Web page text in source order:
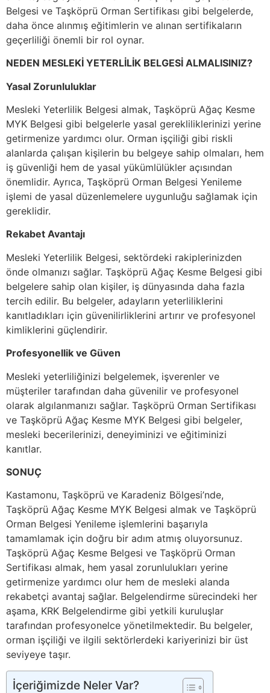
Belgesi ve Taşköprü Orman Sertifikası gibi belgelerde,
daha önce alınmış eğitimlerin ve alınan sertifikaların
geçerliliği önemli bir rol oynar.
NEDEN MESLEKİ YETERLİLİK BELGESİ ALMALISINIZ?
Yasal Zorunluluklar
Mesleki Yeterlilik Belgesi almak, Taşköprü Ağaç Kesme
MYK Belgesi gibi belgelerle yasal gerekliliklerinizi yerine
getirmenize yardımcı olur. Orman işçiliği gibi riskli
alanlarda çalışan kişilerin bu belgeye sahip olmaları, hem
iş güvenliği hem de yasal yükümlülükler açısından
önemlidir. Ayrıca, Taşköprü Orman Belgesi Yenileme
işlemi de yasal düzenlemelere uygunluğu sağlamak için
gereklidir.
Rekabet Avantajı
Mesleki Yeterlilik Belgesi, sektördeki rakiplerinizden
önde olmanızı sağlar. Taşköprü Ağaç Kesme Belgesi gibi
belgelere sahip olan kişiler, iş dünyasında daha fazla
tercih edilir. Bu belgeler, adayların yeterliliklerini
kanıtladıkları için güvenilirliklerini artırır ve profesyonel
kimliklerini güçlendirir.
Profesyonellik ve Güven
Mesleki yeterliliğinizi belgelemek, işverenler ve
müşteriler tarafından daha güvenilir ve profesyonel
olarak algılanmanızı sağlar. Taşköprü Orman Sertifikası
ve Taşköprü Ağaç Kesme MYK Belgesi gibi belgeler,
mesleki becerilerinizi, deneyiminizi ve eğitiminizi
kanıtlar.
SONUÇ
Kastamonu, Taşköprü ve Karadeniz Bölgesi’nde,
Taşköprü Ağaç Kesme MYK Belgesi almak ve Taşköprü
Orman Belgesi Yenileme işlemlerini başarıyla
tamamlamak için doğru bir adım atmış oluyorsunuz.
Taşköprü Ağaç Kesme Belgesi ve Taşköprü Orman
Sertifikası almak, hem yasal zorunlulukları yerine
getirmenize yardımcı olur hem de mesleki alanda
rekabetçi avantaj sağlar. Belgelendirme sürecindeki her
aşama, KRK Belgelendirme gibi yetkili kuruluşlar
tarafından profesyonelce yönetilmektedir. Bu belgeler,
orman işçiliği ve ilgili sektörlerdeki kariyerinizi bir üst
seviyeye taşır.
İçeriğimizde Neler Var?